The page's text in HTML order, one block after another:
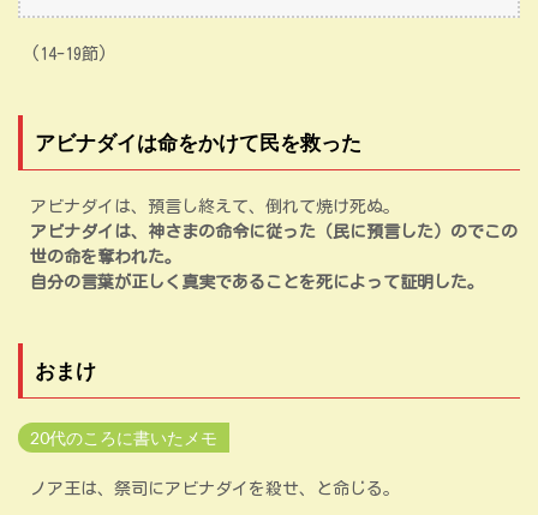
(14-19節)
アビナダイは命をかけて民を救った
アビナダイは、預言し終えて、倒れて焼け死ぬ。
アビナダイは、神さまの命令に従った（民に預言した）のでこの
世の命を奪われた。
自分の言葉が正しく真実であることを死によって証明した。
おまけ
20代のころに書いたメモ
ノア王は、祭司にアビナダイを殺せ、と命じる。